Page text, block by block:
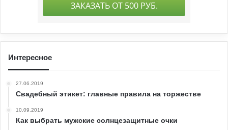
Интересное
27.06.2019
Свадебный этикет: главные правила на торжестве
10.09.2019
Как выбрать мужские солнцезащитные очки